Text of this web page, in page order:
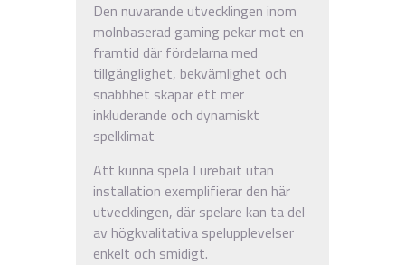
Den nuvarande utvecklingen inom
molnbaserad gaming pekar mot en
framtid där fördelarna med
tillgänglighet, bekvämlighet och
snabbhet skapar ett mer
inkluderande och dynamiskt
spelklimat
Att kunna spela Lurebait utan
installation exemplifierar den här
utvecklingen, där spelare kan ta del
av högkvalitativa spelupplevelser
enkelt och smidigt.